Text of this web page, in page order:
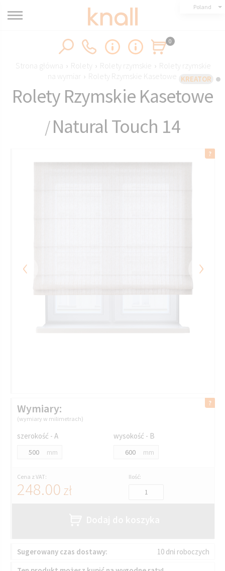
KREATOR
Poland
0
Strona główna › Rolety › Rolety rzymskie › Rolety rzymskie
na wymiar › Rolety Rzymskie Kasetowe
Rolety Rzymskie Kasetowe
/Natural Touch 14
‹ ›
Wymiary:
(wymiary w milimetrach)
szerokość - A
mm
wysokość - B
mm
Cena z VAT:
248.00 zł
Ilość:
Sugerowany czas dostawy:
10 dni roboczych